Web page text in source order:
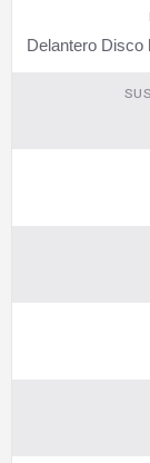
Delantero Disco